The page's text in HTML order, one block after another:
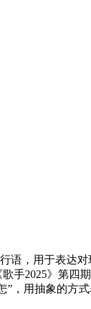
语，用于表达
手2025》第四
，用抽象的方